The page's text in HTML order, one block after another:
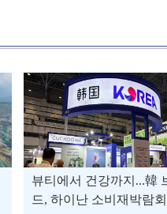
뷰티에서 건강까지...韓
드, 하이난 소비재박람